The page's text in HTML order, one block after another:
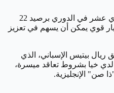
ويحتل إلدينسي حاليًا المركز الحادي عشر في الدوري برصيد 22
قوي يمكن أن يسهم في تعزيز
ريال بيتيس الإسباني، الذي
خيا بشروط تعاقد ميسرة،
صن" الإنجليزية.